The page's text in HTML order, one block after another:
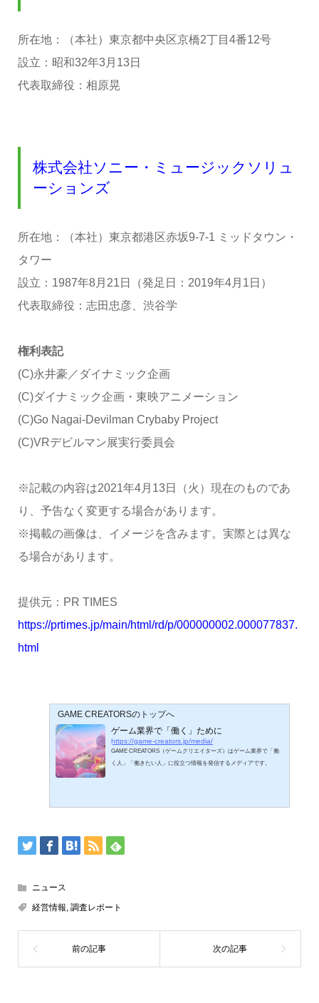
所在地：（本社）東京都中央区京橋2丁目4番12号
設立：昭和32年3月13日
代表取締役：相原晃
株式会社ソニー・ミュージックソリュ
ーションズ
所在地：（本社）東京都港区赤坂9-7-1 ミッドタウン・
タワー
設立：1987年8月21日（発足日：2019年4月1日）
代表取締役：志田忠彦、渋谷学
権利表記
(C)永井豪／ダイナミック企画
(C)ダイナミック企画・東映アニメーション
(C)Go Nagai-Devilman Crybaby Project
(C)VRデビルマン展実行委員会
※記載の内容は2021年4月13日（火）現在のものであ
り、予告なく変更する場合があります。
※掲載の画像は、イメージを含みます。実際とは異な
る場合があります。
提供元：PR TIMES
https://prtimes.jp/main/html/rd/p/000000002.000077837.
html
GAME CREATORSのトップへ
ゲーム業界で「働く」ために
https://game-creators.jp/media/
GAME CREATORS（ゲームクリエイターズ）はゲーム業界で「働
く人」「働きたい人」に役立つ情報を発信するメディアです。
ニュース
経営情報, 調査レポート